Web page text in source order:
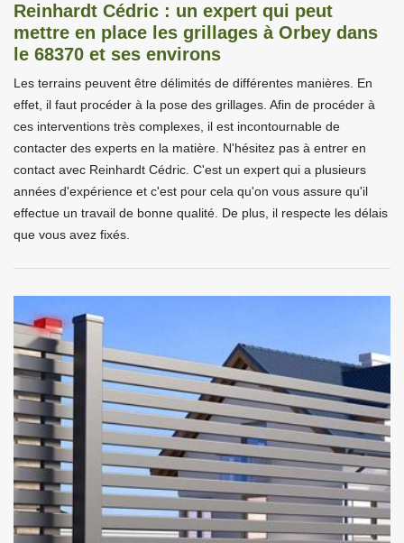
Reinhardt Cédric : un expert qui peut
mettre en place les grillages à Orbey dans
le 68370 et ses environs
Les terrains peuvent être délimités de différentes manières. En
effet, il faut procéder à la pose des grillages. Afin de procéder à
ces interventions très complexes, il est incontournable de
contacter des experts en la matière. N'hésitez pas à entrer en
contact avec Reinhardt Cédric. C'est un expert qui a plusieurs
années d'expérience et c'est pour cela qu'on vous assure qu'il
effectue un travail de bonne qualité. De plus, il respecte les délais
que vous avez fixés.